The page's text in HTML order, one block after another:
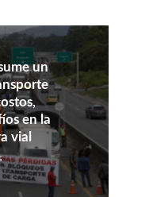
un
en la
vial